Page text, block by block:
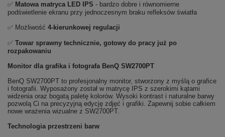
✅ Matowa matryca LED IPS - bardzo dobre i równomierne
podświetlenie ekranu przy jednoczesnym braku refleksów światła
✅ Możliwość 4-kierunkowej regulacji
✅ Towar sprawny technicznie, gotowy do pracy już po
rozpakowaniu
Monitor dla grafika i fotografa BenQ SW2700PT
BenQ SW2700PT to profesjonalny monitor, stworzony z myślą o grafice
i fotografii. Wyposażony został w matrycę IPS z szerokimi kątami
widzenia oraz bogatą paletę kolorów. Wysoki kontrast i naturalne barwy
pozwolą Ci na precyzyjną edycję zdjęć i grafiki. Zapewnij sobie całkiem
nowe wrażenia wizualne z SW2700PT.
Technologia przestrzeni barw